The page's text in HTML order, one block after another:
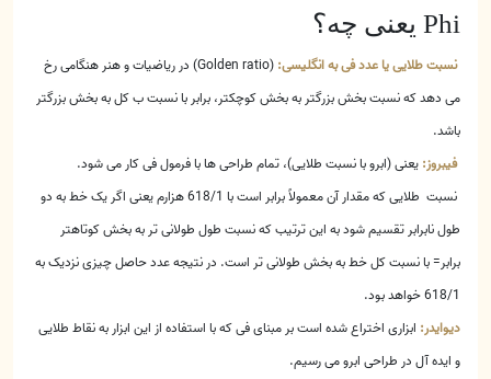
Phi یعنی چه؟
نسبت طلایی یا عدد فی به انگلیسی:
(Golden ratio) در ریاضیات و هنر هنگامی رخ
می دهد که نسبت بخش بزرگتر به بخش کوچکتر، برابر با نسبت ب کل به بخش بزرگتر
باشد.
فیبروز: یعنی (ابرو با نسبت طلایی)، تمام طراحی ها با فرمول فی کار می شود.
نسبت طلایی که مقدار آن معمولاً برابر است با 618/1 هزارم یعنی اگر یک خط به دو
طول نابرابر تقسیم شود به این ترتیب که نسبت طول طولانی تر به بخش کوتاهتر
برابر= با نسبت کل خط به بخش طولانی تر است. در نتیجه عدد حاصل چیزی نزدیک به
618/1 خواهد بود.
دیوایدر: ابزاری اختراع شده است بر مبنای فی که با استفاده از این ابزار به نقاط طلایی
و ایده آل در طراحی ابرو می رسیم.